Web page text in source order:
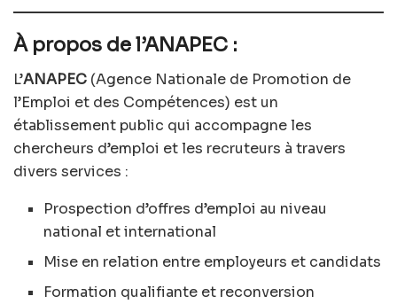
À propos de l’ANAPEC :
L’ANAPEC (Agence Nationale de Promotion de
l’Emploi et des Compétences) est un
établissement public qui accompagne les
chercheurs d’emploi et les recruteurs à travers
divers services :
Prospection d’offres d’emploi au niveau
national et international
Mise en relation entre employeurs et candidats
Formation qualifiante et reconversion